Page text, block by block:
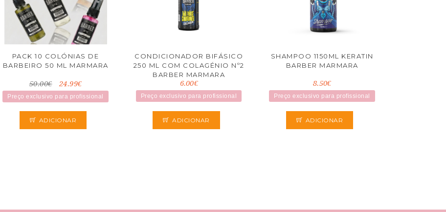
PACK 10 COLÓNIAS DE
BARBEIRO 50 ML MARMARA
50.00€ 24.99€
Preço exclusivo para profissional
ADICIONAR
CONDICIONADOR BIFÁSICO
250 ML COM COLAGÉNIO Nº2
BARBER MARMARA
6.00€
Preço exclusivo para profissional
ADICIONAR
SHAMPOO 1150ML KERATIN
BARBER MARMARA
8.50€
Preço exclusivo para profissional
ADICIONAR